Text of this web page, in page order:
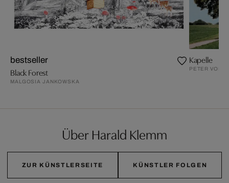
bestseller
Black Forest
MALGOSIA JANKOWSKA
Kapelle
PETER VON
Über Harald Klemm
ZUR KÜNSTLERSEITE KÜNSTLER FOLGEN